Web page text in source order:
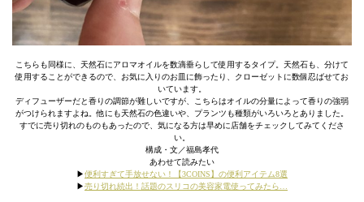
こちらも同様に、天然石にアロマオイルを数滴垂らして使用するタイプ。天然石も、分けて
使用することができるので、お気に入りのお皿に飾ったり、クローゼットに数個忍ばせてお
いています。
ディフューザーだと香りの調節が難しいですが、こちらはオイルの分量によって香りの強弱
がつけられますよね。他にも天然石の色違いや、プランツも種類がいろいろとありました。
すでに売り切れのものもあったので、気になる方は早めに店舗をチェックしてみてくださ
い。
構成・文／福島孝代
あわせて読みたい
▶︎便利すぎて手放せない！【3COINS】の便利アイテム8選
▶︎売り切れ続出！話題のスリコの美容家電使ってみたら…